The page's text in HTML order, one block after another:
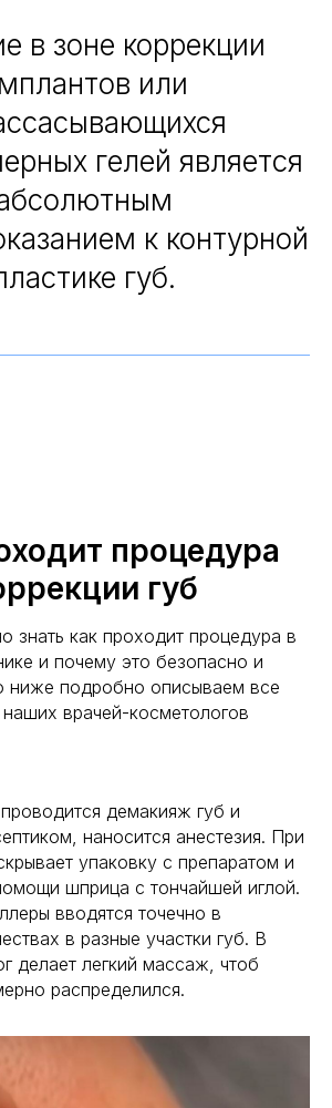
в зоне коррекции
или
гелей является
к контурной
губ.
процедура
губ
знать как проходит процедура в
и почему это безопасно и
ниже подробно описываем все
наших врачей-косметологов
демакияж губ и
наносится анестезия. При
упаковку с препаратом и
шприца с тончайшей иглой.
вводятся точечно в
в разные участки губ. В
делает легкий массаж, чтоб
распределился.